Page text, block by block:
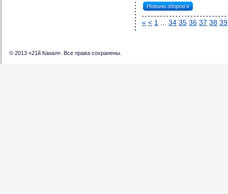
Новини здоров'я
« < 1 34 35 36 37 38 39
© 2013 «21й Канал». Все права сохранены.